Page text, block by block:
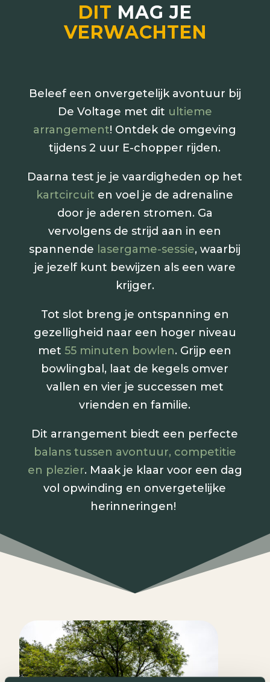
DIT MAG JE
VERWACHTEN
Beleef een onvergetelijk avontuur bij
De Voltage met dit ultieme
arrangement! Ontdek de omgeving
tijdens 2 uur E-chopper rijden.
Daarna test je je vaardigheden op het
kartcircuit en voel je de adrenaline
door je aderen stromen. Ga
vervolgens de strijd aan in een
spannende lasergame-sessie, waarbij
je jezelf kunt bewijzen als een ware
krijger.
Tot slot breng je ontspanning en
gezelligheid naar een hoger niveau
met55 minuten bowlen. Grijp een
bowlingbal, laat de kegels omver
vallen en vier je successen met
vrienden en familie.
Dit arrangement biedt een perfecte
balans tussen avontuur, competitie
en plezier. Maak je klaar voor een dag
vol opwinding en onvergetelijke
herinneringen!